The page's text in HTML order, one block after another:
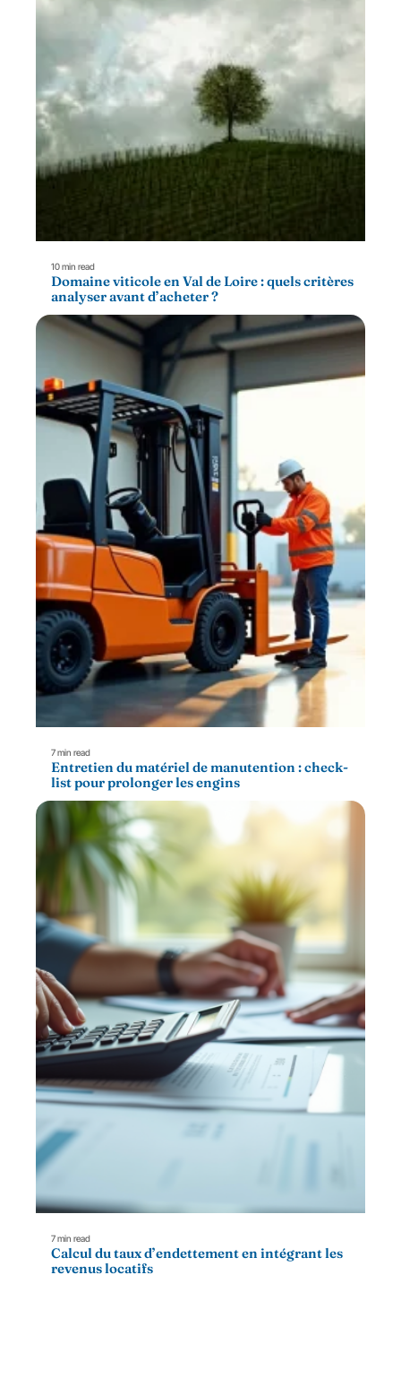
10 min read
Domaine viticole en Val de Loire : quels critères
analyser avant d’acheter ?
7 min read
Entretien du matériel de manutention : check-
list pour prolonger les engins
7 min read
Calcul du taux d’endettement en intégrant les
revenus locatifs